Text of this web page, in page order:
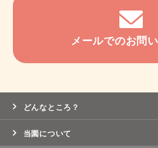
メールでのお問
どんなところ？
当園について